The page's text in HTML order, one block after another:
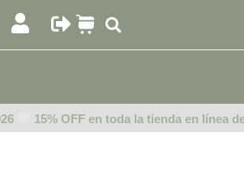
15% OFF en toda la tienda en línea